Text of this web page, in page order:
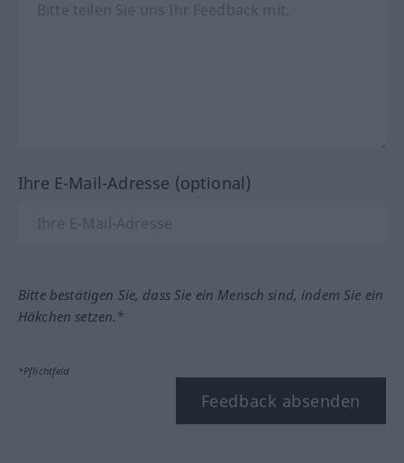
Ihre E-Mail-Adresse (optional)
Bitte bestätigen Sie, dass Sie ein Mensch sind, indem Sie ein
Häkchen setzen.*
*Pflichtfeld
Feedback absenden